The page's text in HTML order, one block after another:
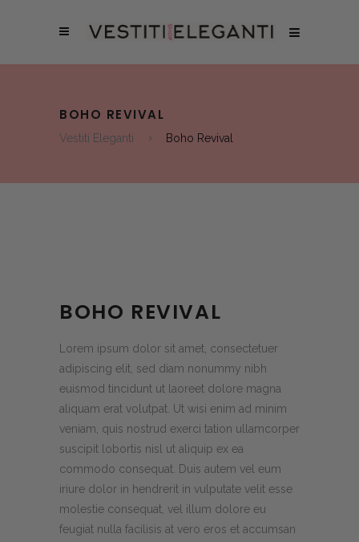
BOHO REVIVAL
Vestiti Eleganti Boho Revival
BOHO REVIVAL
Lorem ipsum dolor sit amet, consectetuer
adipiscing elit, sed diam nonummy nibh
euismod tincidunt ut laoreet dolore magna
aliquam erat volutpat. Ut wisi enim ad minim
veniam, quis nostrud exerci tation ullamcorper
suscipit lobortis nisl ut aliquip ex ea
commodo consequat. Duis autem vel eum
iriure dolor in hendrerit in vulputate velit esse
molestie consequat, vel illum dolore eu
feugiat nulla facilisis at vero eros et accumsan